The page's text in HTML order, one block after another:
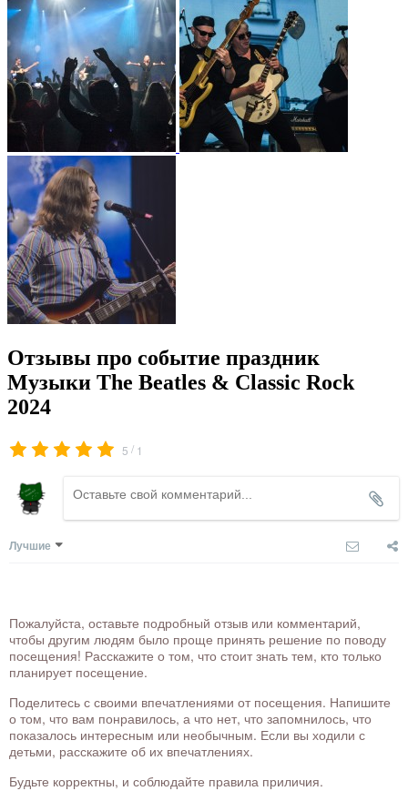
Отзывы про событие праздник
Музыки The Beatles & Classic Rock
2024
5 / 1
Лучшие
Пожалуйста, оставьте подробный отзыв или комментарий,
чтобы другим людям было проще принять решение по поводу
посещения! Расскажите о том, что стоит знать тем, кто только
планирует посещение.
Поделитесь с своими впечатлениями от посещения. Напишите
о том, что вам понравилось, а что нет, что запомнилось, что
показалось интересным или необычным. Если вы ходили с
детьми, расскажите об их впечатлениях.
Будьте корректны, и соблюдайте правила приличия.